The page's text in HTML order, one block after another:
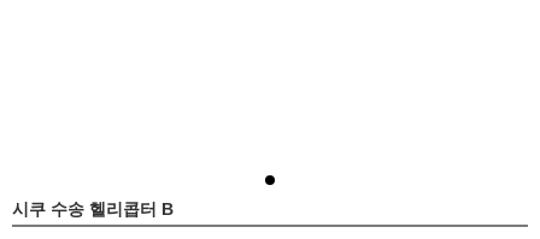
시쿠 수송 헬리콥터 B